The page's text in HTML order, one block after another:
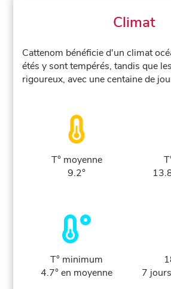
Climat
Cattenom bénéficie d'un climat
étés y sont tempérés, tandis que
rigoureux, avec une centaine de
T° moyenne
9.2°
T° minimum
4.7° en moyenne
7